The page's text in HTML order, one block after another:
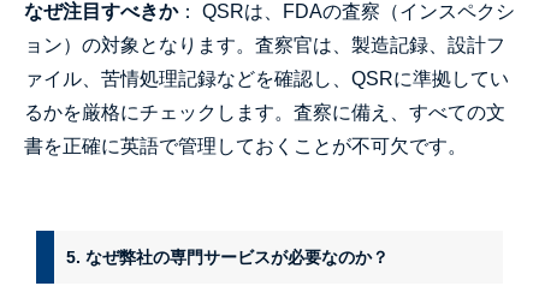
なぜ注目すべきか： QSRは、FDAの査察（インスペクシ
ョン）の対象となります。査察官は、製造記録、設計フ
ァイル、苦情処理記録などを確認し、QSRに準拠してい
るかを厳格にチェックします。査察に備え、すべての文
書を正確に英語で管理しておくことが不可欠です。
5. なぜ弊社の専門サービスが必要なのか？